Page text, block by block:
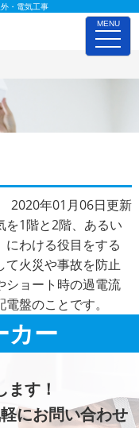
MENU
toggle
・電気工事
2020年01月06日更新
を1階と2階、あるい
にわける役目をする
て火災や事故を防止
ショート時の過電流
盤のことです。
カー
す！
にお問い合わせ